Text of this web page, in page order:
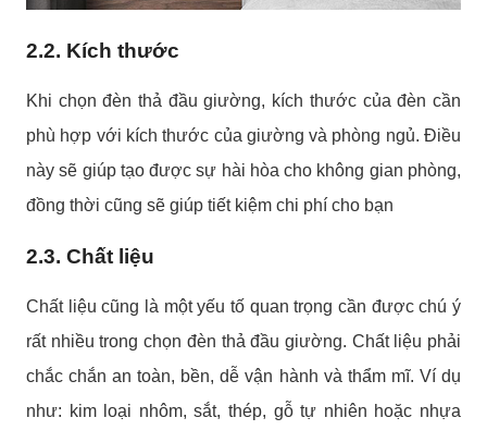
2.2. Kích thước
Khi chọn đèn thả đầu giường, kích thước của đèn cần
phù hợp với kích thước của giường và phòng ngủ. Điều
này sẽ giúp tạo được sự hài hòa cho không gian phòng,
đồng thời cũng sẽ giúp tiết kiệm chi phí cho bạn
2.3. Chất liệu
Chất liệu cũng là một yếu tố quan trọng cần được chú ý
rất nhiều trong chọn đèn thả đầu giường. Chất liệu phải
chắc chắn an toàn, bền, dễ vận hành và thẩm mĩ. Ví dụ
như: kim loại nhôm, sắt, thép, gỗ tự nhiên hoặc nhựa